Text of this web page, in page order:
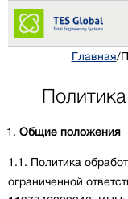
Главная/
Общие положения
1.1. Политика
ограниченной